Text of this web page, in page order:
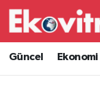
Güncel Ekonomi
Güncel
Ekonomi
Hava Durumu
Trafik Durumu